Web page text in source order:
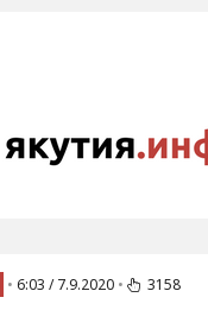
• 6:03 / 7.9.2020 • 3158